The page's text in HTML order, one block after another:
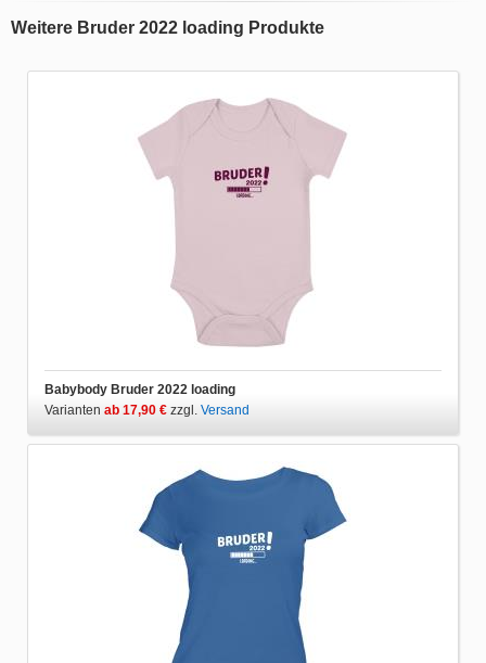
Weitere Bruder 2022 loading Produkte
Babybody Bruder 2022 loading
Varianten ab 17,90 € zzgl. Versand